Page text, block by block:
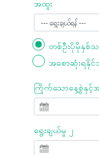
အထူး
တစ်ဦးပိုမိုနှစ်
အစောဆုံးရနို
ကြိုက်သောနေ့စွဲနှင့်
ရွေးချယ်မှု ၂